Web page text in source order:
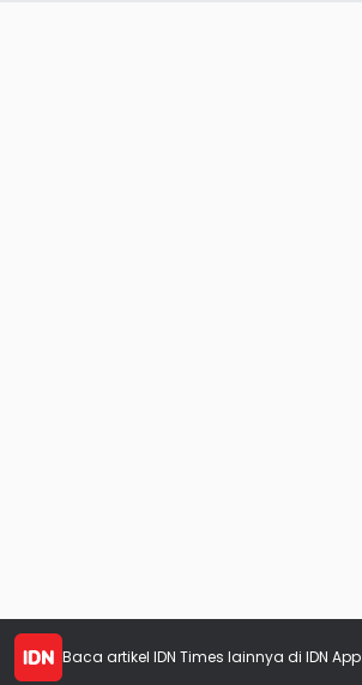
Baca artikel IDN Times lainnya di IDN App